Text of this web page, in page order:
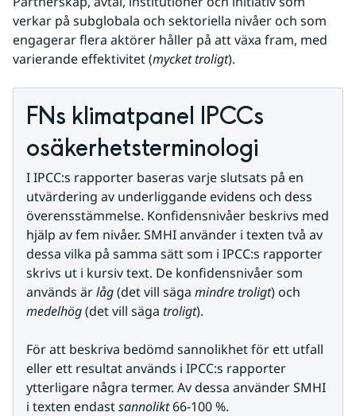
verkar på subglobala och sektoriella nivåer och som
engagerar flera aktörer håller på att växa fram, med
varierande effektivitet (mycket troligt).
FNs klimatpanel IPCCs
osäkerhetsterminologi
I IPCC:s rapporter baseras varje slutsats på en
utvärdering av underliggande evidens och dess
överensstämmelse. Konfidensnivåer beskrivs med
hjälp av fem nivåer. SMHI använder i texten två av
dessa vilka på samma sätt som i IPCC:s rapporter
skrivs ut i kursiv text. De konfidensnivåer som
används är låg (det vill säga mindre troligt
medelhög (det vill säga troligt).
För att beskriva bedömd sannolikhet för ett utfall
eller ett resultat används i IPCC:s rapporter
ytterligare några termer. Av dessa använder SMHI
i texten endast sannolikt 66-100 %.